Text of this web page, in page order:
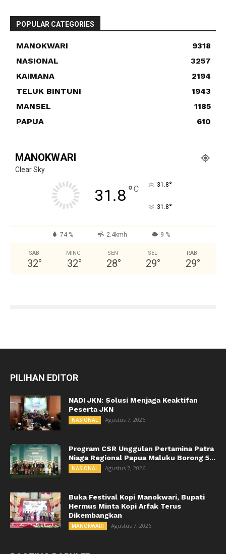
POPULAR CATEGORIES
MANOKWARI
9318
NASIONAL
3257
KAIMANA
2194
TELUK BINTUNI
1943
MANSEL
1185
PAPUA
610
MANOKWARI
Clear Sky
31.8°C 31.8°
31.8°
74 % 2.4kmh 9 %
SAB
32°
MING
32°
SEN
28°
SEL
29°
RAB
29°
PILIHAN EDITOR
NADI JKN: Solusi Menjaga Keaktifan
Peserta JKN
NASIONAL Agustus 7, 2026
Program CSR Unggulan Pertamina Patra
Niaga Regional Papua Maluku Borong 5...
NASIONAL Agustus 7, 2026
Buka Festival Kopi Manokwari, Bupati
Hermus Minta Kopi Arfak Terus
Dikembangkan
MANOKWARI Agustus 7, 2026